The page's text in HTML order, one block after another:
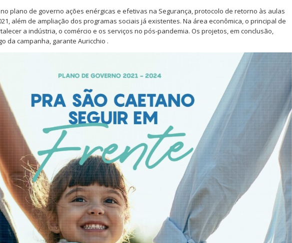
plano de governo ações enérgicas e efetivas na Segurança, protocolo de retorno às aulas
além de ampliação dos programas sociais já existentes. Na área econômica, o principal de
a indústria, o comércio e os serviços no pós-pandemia. Os projetos, em conclusão,
da campanha, garante Auricchio .